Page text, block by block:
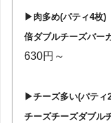
▶肉多め(パティ4枚)
倍ダブルチーズバー
630円～
▶チーズ多い(パティ
チーズチーズダブル